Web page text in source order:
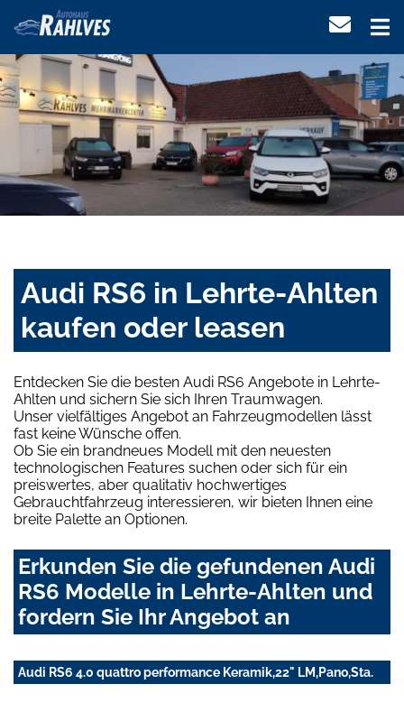
Audi RS6 in Lehrte-Ahlten
kaufen oder leasen
Entdecken Sie die besten Audi RS6 Angebote in Lehrte-
Ahlten und sichern Sie sich Ihren Traumwagen.
Unser vielfältiges Angebot an Fahrzeugmodellen lässt
fast keine Wünsche offen.
Ob Sie ein brandneues Modell mit den neuesten
technologischen Features suchen oder sich für ein
preiswertes, aber qualitativ hochwertiges
Gebrauchtfahrzeug interessieren, wir bieten Ihnen eine
breite Palette an Optionen.
Erkunden Sie die gefundenen Audi
RS6 Modelle in Lehrte-Ahlten und
fordern Sie Ihr Angebot an
Audi RS6 4.0 quattro performance Keramik,22" LM,Pano,Sta.